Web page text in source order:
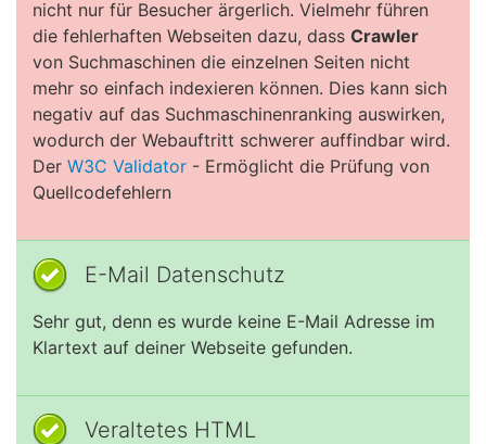
nicht nur für Besucher ärgerlich. Vielmehr führen
die fehlerhaften Webseiten dazu, dass Crawler
von Suchmaschinen die einzelnen Seiten nicht
mehr so einfach indexieren können. Dies kann sich
negativ auf das Suchmaschinenranking auswirken,
wodurch der Webauftritt schwerer auffindbar wird.
Der W3C Validator - Ermöglicht die Prüfung von
Quellcodefehlern
E-Mail Datenschutz
Sehr gut, denn es wurde keine E-Mail Adresse im
Klartext auf deiner Webseite gefunden.
Veraltetes HTML